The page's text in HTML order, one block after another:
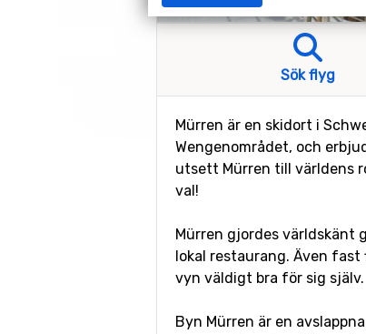
Sök flyg
Mürren är en skidort i
Wengenområdet, och
utsett Mürren till världens
val!
Mürren gjordes världskänt
lokal restaurang. Även
vyn väldigt bra för sig själv.
Byn Mürren är en